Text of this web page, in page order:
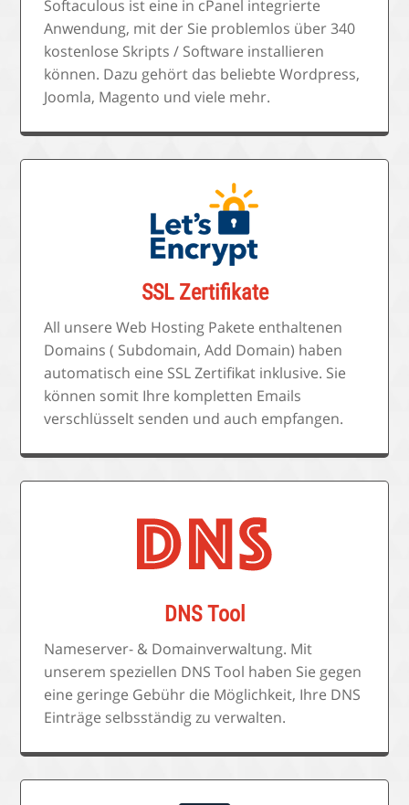
Softaculous ist eine in cPanel integrierte
Anwendung, mit der Sie problemlos über 340
kostenlose Skripts / Software installieren
können. Dazu gehört das beliebte Wordpress,
Joomla, Magento und viele mehr.
SSL Zertifikate
All unsere Web Hosting Pakete enthaltenen
Domains ( Subdomain, Add Domain) haben
automatisch eine SSL Zertifikat inklusive. Sie
können somit Ihre kompletten Emails
verschlüsselt senden und auch empfangen.
DNS Tool
Nameserver- & Domainverwaltung. Mit
unserem speziellen DNS Tool haben Sie gegen
eine geringe Gebühr die Möglichkeit, Ihre DNS
Einträge selbsständig zu verwalten.